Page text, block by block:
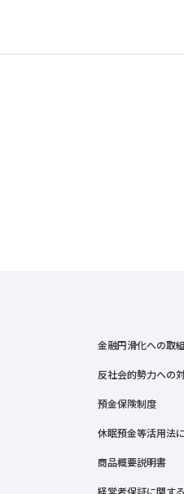
金融円滑化への取
反社会的勢力への
預金保険制度
休眠預金等活用法
商品概要説明書
経営者保証に関す